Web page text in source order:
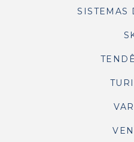
SISTEMAS